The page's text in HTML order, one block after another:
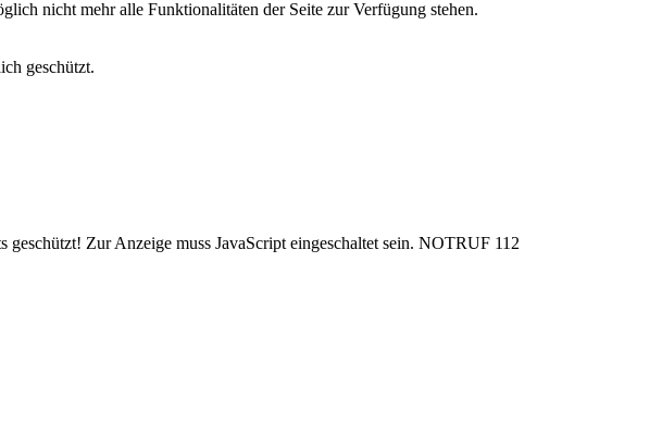
geschützt.
Zur Anzeige muss JavaScript eingeschaltet sein. NOTRUF 112
nicht mehr alle Funktionalitäten der Seite zur Verfügung stehen.